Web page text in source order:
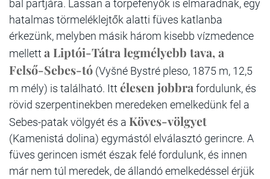
bal partjára. Lassan a törpefenyők is elmaradnak, egy
hatalmas törmeléklejtők alatti füves katlanba
érkezünk, melyben másik három kisebb vízmedence
melletta Liptói-Tátra legmélyebb tava, a
Felső-Sebes-tó (Vyšné Bystré pleso, 1875 m, 12,5
m mély) is található. Ittélesen jobbrafordulunk, és
rövid szerpentinekben meredeken emelkedünk fel a
Sebes-patak völgyét és a Köves-völgyet
(Kamenistá dolina) egymástól elválasztó gerincre. A
füves gerincen ismét észak felé fordulunk, és innen
már nem túl meredek, de állandó emelkedéssel érjük